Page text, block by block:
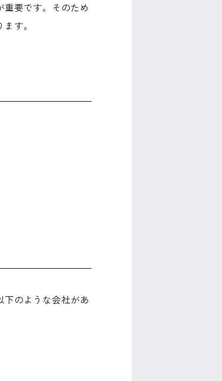
要です。そのため
す。
のような会社があ